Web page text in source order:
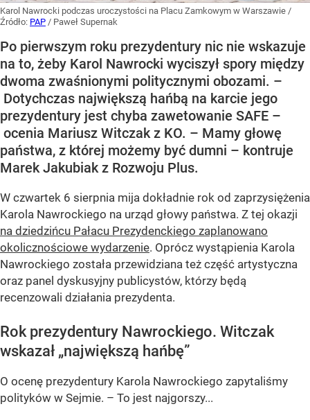
Karol Nawrocki podczas uroczystości na Placu Zamkowym w Warszawie /
Źródło: PAP / Paweł Supernak
Po pierwszym roku prezydentury nic nie wskazuje
na to, żeby Karol Nawrocki wyciszył spory między
dwoma zwaśnionymi politycznymi obozami. –
Dotychczas największą hańbą na karcie jego
prezydentury jest chyba zawetowanie SAFE –
ocenia Mariusz Witczak z KO. – Mamy głowę
państwa, z której możemy być dumni – kontruje
Marek Jakubiak z Rozwoju Plus.
W czwartek 6 sierpnia mija dokładnie rok od zaprzysiężenia
Karola Nawrockiego na urząd głowy państwa. Z tej okazji
na dziedzińcu Pałacu Prezydenckiego zaplanowano
okolicznościowe wydarzenie. Oprócz wystąpienia Karola
Nawrockiego została przewidziana też część artystyczna
oraz panel dyskusyjny publicystów, którzy będą
recenzowali działania prezydenta.
Rok prezydentury Nawrockiego. Witczak
wskazał „największą hańbę”
O ocenę prezydentury Karola Nawrockiego zapytaliśmy
polityków w Sejmie. – To jest najgorszy...